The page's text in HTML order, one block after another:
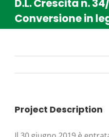
D.L. Crescita n.
Conversione in
Project Description